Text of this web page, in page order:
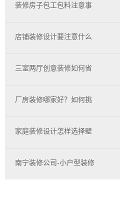
装修房子包工包料注意事
店铺装修设计要注意什么
三室两厅创意装修如何省
厂房装修哪家好？如何挑
家庭装修设计怎样选择壁
南宁装修公司-小户型装修